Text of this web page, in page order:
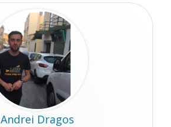
Andrei Dragos